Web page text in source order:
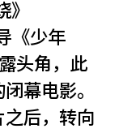
《少年
头角，此
幕电影。
后，转向